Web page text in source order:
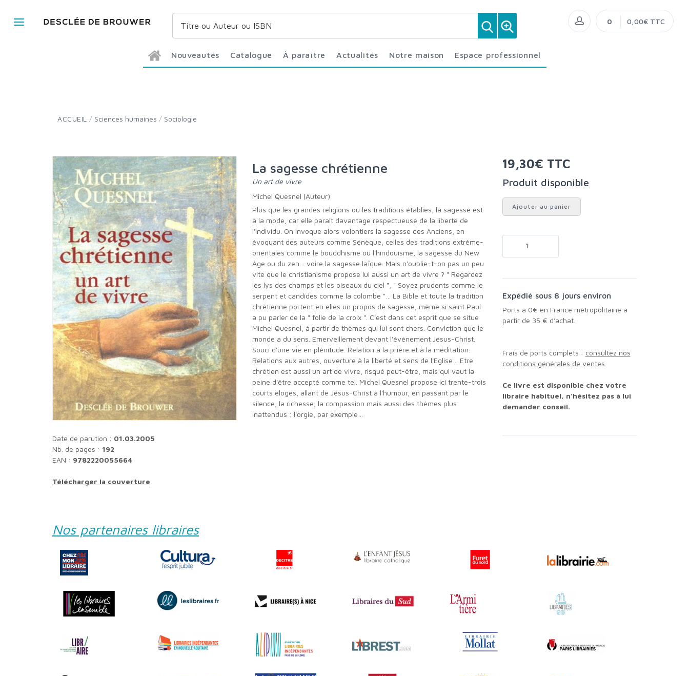
Nouveautés Catalogue À paraître Actualités Notre maison Espace professionnel
0 0,00€ TTC
ACCUEIL / Sciences humaines / Sociologie
Date de parution : 01.03.2005
Nb. de pages : 192
EAN : 9782220055664
Télécharger la couverture
La sagesse chrétienne
Un art de vivre
Michel Quesnel (Auteur)
Plus que les grandes religions ou les traditions établies, la sagesse est
à la mode, car elle paraît davantage respectueuse de la liberté de
l'individu. On invoque alors volontiers la sagesse des Anciens, en
évoquant des auteurs comme Sénèque, celles des traditions extrême-
orientales comme le bouddhisme ou l'hindouisme, la sagesse du New
Age ou du zen… voire la sagesse laïque. Mais n'oublie-t-on pas un peu
vite que le christianisme propose lui aussi un art de vivre ? " Regardez
les lys des champs et les oiseaux du ciel ", " Soyez prudents comme le
serpent et candides comme la colombe "… La Bible et toute la tradition
chrétienne portent en elles un propos de sagesse, même si saint Paul
a pu parler de la " folie de la croix ". C'est dans cet esprit que se situe
Michel Quesnel, à partir de thèmes qui lui sont chers. Conviction que le
monde a du sens. Emerveillement devant l'événement Jésus-Christ.
Souci d'une vie en plénitude. Relation à la prière et à la méditation.
Relations aux autres, ouverture à la liberté et sens de l'Eglise… Etre
chrétien est aussi un art de vivre, risqué peut-être, mais qui vaut la
peine d'être accepté comme tel. Michel Quesnel propose ici trente-trois
courts éloges, allant de Jésus-Christ à l'humour, en passant par le
silence, la richesse, la compassion mais aussi des thèmes plus
inattendus : l'orgie, par exemple…
19,30€ TTC
Produit disponible
Ajouter au panier
Expédié sous 8 jours environ
Ports à 0€ en France métropolitaine à
partir de 35 € d'achat.
Frais de ports complets : consultez nos
conditions générales de ventes.
Ce livre est disponible chez votre
libraire habituel, n'hésitez pas à lui
demander conseil.
Nos partenaires libraires